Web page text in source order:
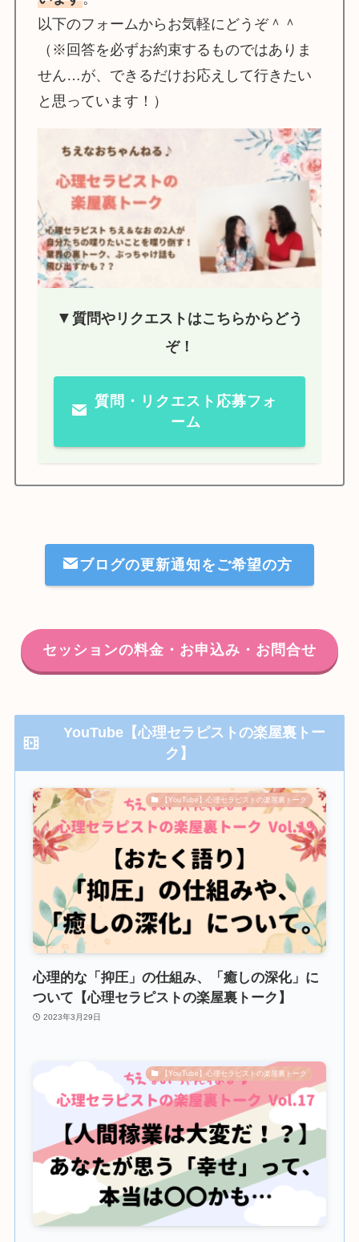
以下のフォームからお気軽にどうぞ＾＾
（※回答を必ずお約束するものではありま
せん…が、できるだけお応えして行きたい
と思っています！）
▼ 質問やリクエストはこちらからどう
ぞ！
質問・リクエスト応募フォ
ーム
ブログの更新通知をご希望の方
セッションの料金・お申込み・お問合せ
YouTube【心理セラピストの楽屋裏トー
ク】
【YouTube】心理セラピストの楽屋裏トーク
心理的な「抑圧」の仕組み、「癒しの深化」に
ついて【心理セラピストの楽屋裏トーク】
2023年3月29日
【YouTube】心理セラピストの楽屋裏トーク